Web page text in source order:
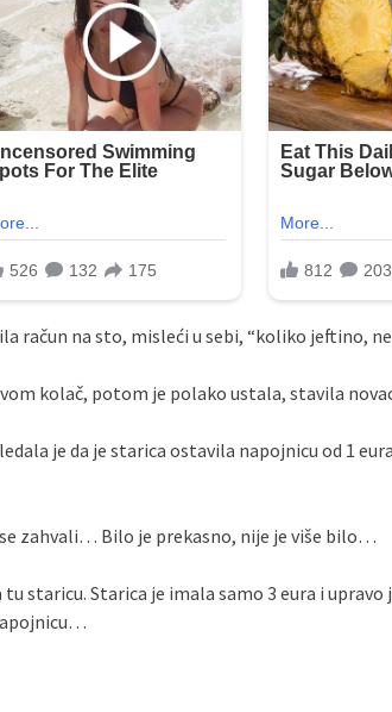
račun na sto, misleći u sebi, “koliko jeftino,
kolač, potom je polako ustala, stavila
je da je starica ostavila napojnicu od 1
zahvali… Bilo je prekasno, nije je više bilo…
staricu. Starica je imala samo 3 eura i upravo